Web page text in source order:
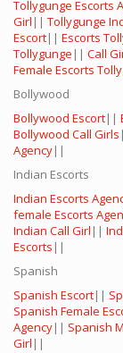
Tollygunge Escorts
Girl || Tollygunge
Escort|| Escorts
Tollygunge || Call
Female Escorts
Bollywood
Bollywood Escort||
Bollywood Call Girls
Agency||
Indian Escorts
Indian Escorts
female Escorts
Indian Call Girl ||
Escorts ||
Spanish
Spanish Escort||
Spanish Female
Agency|| Spanish
Girl ||